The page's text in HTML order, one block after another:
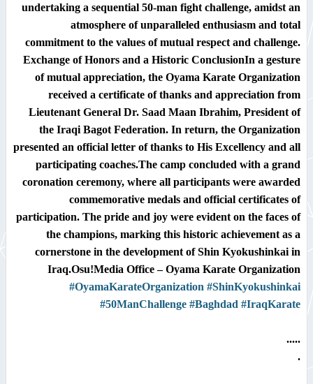
undertaking a sequential 50-man fight challenge, amidst an
atmosphere of unparalleled enthusiasm and total
commitment to the values of mutual respect and challenge.​
Exchange of Honors and a Historic Conclusion​In a gesture
of mutual appreciation, the Oyama Karate Organization
received a certificate of thanks and appreciation from
Lieutenant General Dr. Saad Maan Ibrahim, President of
the Iraqi Bagot Federation. In return, the Organization
presented an official letter of thanks to His Excellency and all
participating coaches.​The camp concluded with a grand
coronation ceremony, where all participants were awarded
commemorative medals and official certificates of
participation. The pride and joy were evident on the faces of
the champions, marking this historic achievement as a
cornerstone in the development of Shin Kyokushinkai in
Iraq.​Osu!​Media Office – Oyama Karate Organization​
#OyamaKarateOrganization #ShinKyokushinkai
#50ManChallenge #Baghdad #IraqKarate
.....
.